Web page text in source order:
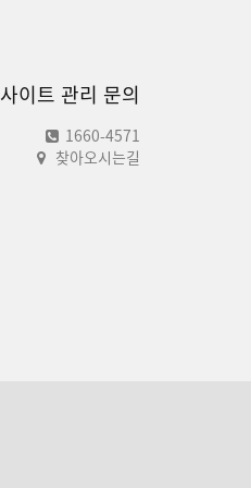
사이트 관리 문의
1660-4571
찾아오시는길